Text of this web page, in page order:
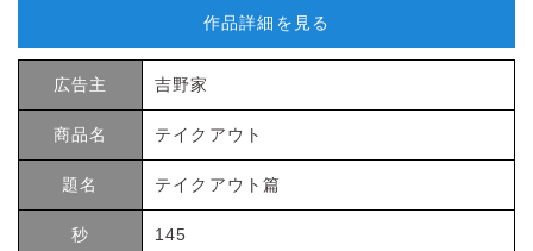
作品詳細を見る
広告主 吉野家
商品名 テイクアウト
題名 テイクアウト篇
秒 145